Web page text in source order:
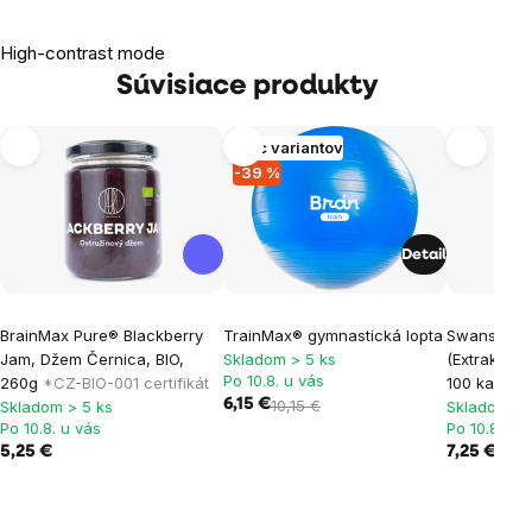
High-contrast mode
Súvisiace produkty
BrainMax Pure® Blackberry
Jam, Džem Černica, BIO,
260g *CZ-BIO-001 certifikát
Skladom > 5 ks
Po 10.8. u vás
5,25 €
-39 %
Viac variantov
TrainMax® gymnastická lopta
Skladom > 5 ks
Po 10.8. u vás
6,15 €10,15 €
Detail
Swanson
(Extrakt zo
100 kapsúl
Skladom >
Po 10.8. u
7,25 €